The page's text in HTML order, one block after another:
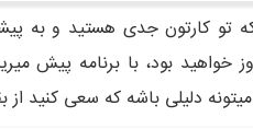
تو کارتون جدی هستید و به
خواهید بود، با برنامه پیش
دلیلی باشه که سعی کنید از